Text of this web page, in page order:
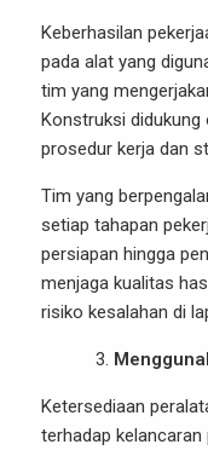
Keberhasilan
pada alat yang
tim yang
Konstruksi didukung
prosedur kerja dan
Tim yang
setiap tahapan
persiapan hingga
menjaga kualitas
risiko kesalahan di
Ketersediaan
terhadap